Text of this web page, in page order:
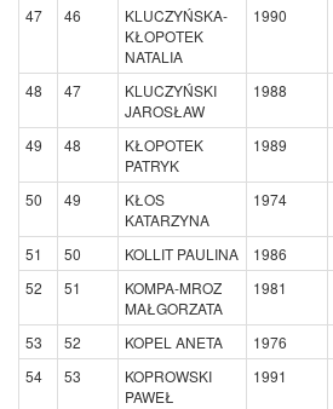
47 46
KLUCZYŃSKA-
KŁOPOTEK
NATALIA
1990
48 47
KLUCZYŃSKI
JAROSŁAW
1988
49
48
KŁOPOTEK
PATRYK
1989
50
49
KŁOS
KATARZYNA
1974
51 50 KOLLIT PAULINA 1986
52
51
KOMPA-MROZ
MAŁGORZATA
1981
53 52 KOPEL ANETA 1976
54
53
KOPROWSKI
PAWEŁ
1991